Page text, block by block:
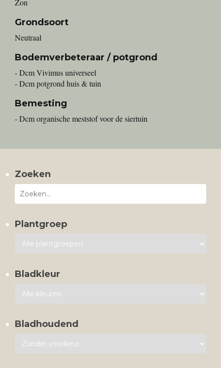
Zon
Grondsoort
Neutraal
Bodemverbeteraar / potgrond
- Dcm Vivimus universeel
- Dcm potgrond huis & tuin
Bemesting
- Dcm organische meststof voor de siertuin
Zoeken
Plantgroep
Bladkleur
Bladhoudend